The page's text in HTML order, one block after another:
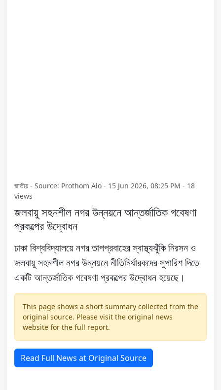
জাতীয় - Source: Prothom Alo - 15 Jun 2026, 08:25 PM - 18
views
জলবায়ু সহনশীল নগর উন্নয়নে আন্তর্জাতিক গবেষণা
প্রকল্পের উদ্বোধন
ঢাকা বিশ্ববিদ্যালয়ে নগর তাপপ্রবাহের স্বাস্থ্যঝুঁকি নিরসন ও
জলবায়ু সহনশীল নগর উন্নয়নে নীতিনির্ধারকদের সুপারিশ দিতে
একটি আন্তর্জাতিক গবেষণা প্রকল্পের উদ্বোধন হয়েছে।
This page shows a short summary collected from the
original source. Please visit the original news
website for the full report.
Read Full News at Original Source